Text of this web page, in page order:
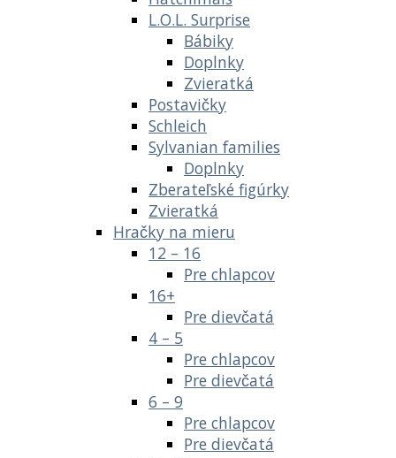
L.O.L. Surprise
Bábiky
Doplnky
Zvieratká
Postavičky
Schleich
Sylvanian families
Doplnky
Zberateľské figúrky
Zvieratká
Hračky na mieru
12 – 16
Pre chlapcov
16+
Pre dievčatá
4 – 5
Pre chlapcov
Pre dievčatá
6 – 9
Pre chlapcov
Pre dievčatá